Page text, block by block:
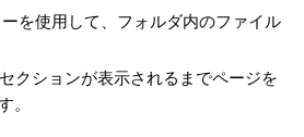
を使用して、フォルダ内のファイル
クションが表示されるまでページを
。